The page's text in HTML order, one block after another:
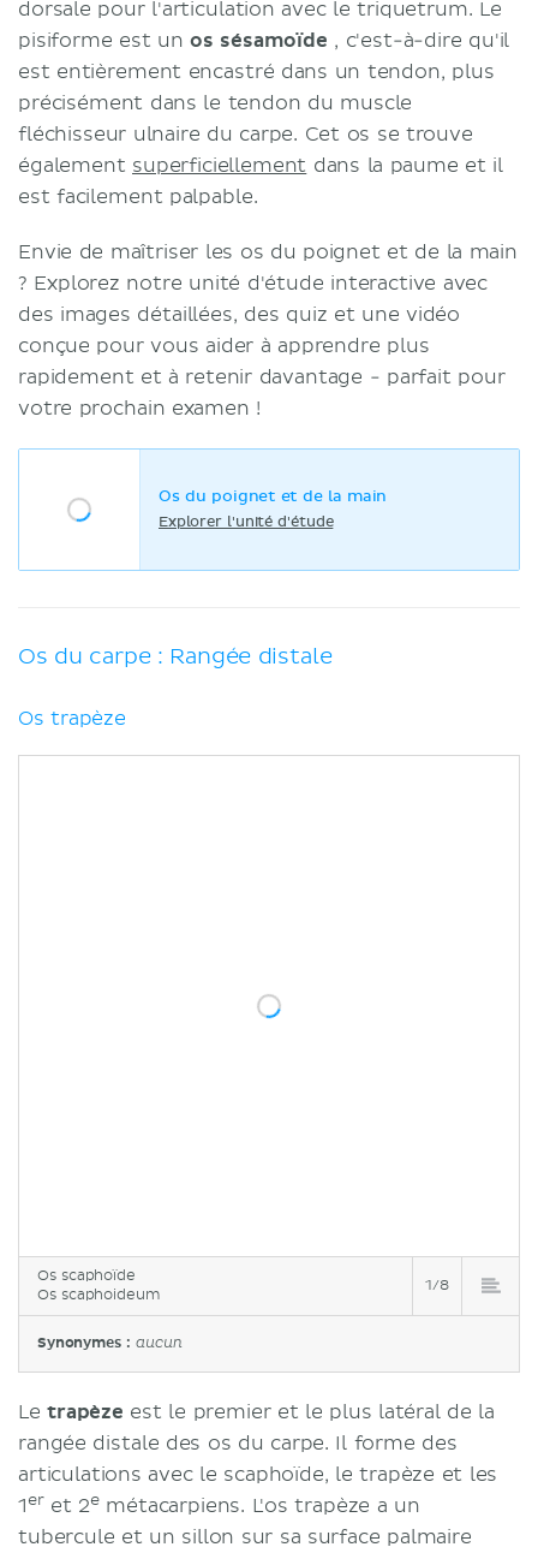
dorsale pour l'articulation avec le triquetrum. Le
pisiforme est unos sésamoïde , c'est-à-dire qu'il
est entièrement encastré dans un tendon, plus
précisément dans le tendon du muscle
fléchisseur ulnaire du carpe. Cet os se trouve
également superficiellement dans la paume et il
est facilement palpable.
Envie de maîtriser les os du poignet et de la main
? Explorez notre unité d'étude interactive avec
des images détaillées, des quiz et une vidéo
conçue pour vous aider à apprendre plus
rapidement et à retenir davantage - parfait pour
votre prochain examen !
Os du poignet et de la main
Explorer l'unité d'étude
Os du carpe : Rangée distale
Os trapèze
Os scaphoïde
Os scaphoideum
1/8
Synonymes :aucun
Letrapèze est le premier et le plus latéral de la
rangée distale des os du carpe. Il forme des
articulations avec le scaphoïde, le trapèze et les
1eret 2emétacarpiens. L'os trapèze a un
tubercule et un sillon sur sa surface palmaire